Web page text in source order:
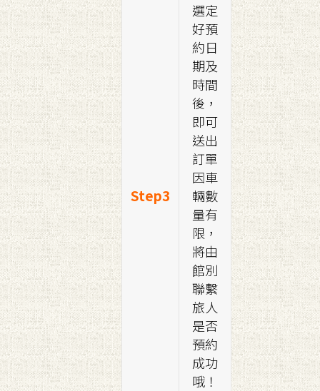
Step3
選定
好預
約日
期及
時間
後，
即可
送出
訂單
因車
輛數
量有
限，
將由
館別
聯繫
旅人
是否
預約
成功
哦！